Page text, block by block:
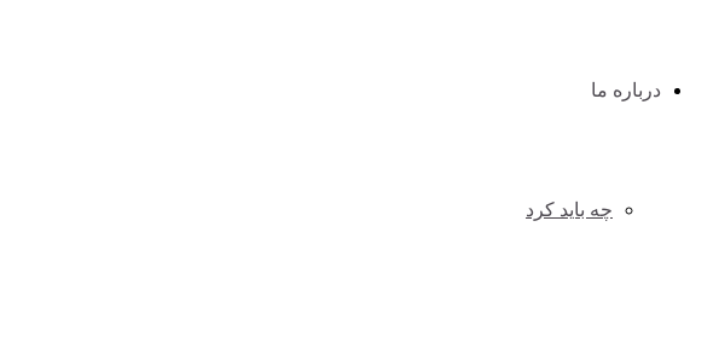
درباره ما
چه باید کرد